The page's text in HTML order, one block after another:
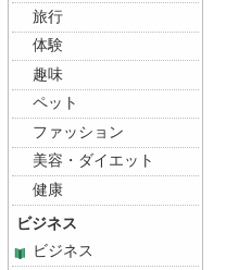
旅行
体験
趣味
ペット
ファッション
美容・ダイエット
健康
ビジネス
ビジネス